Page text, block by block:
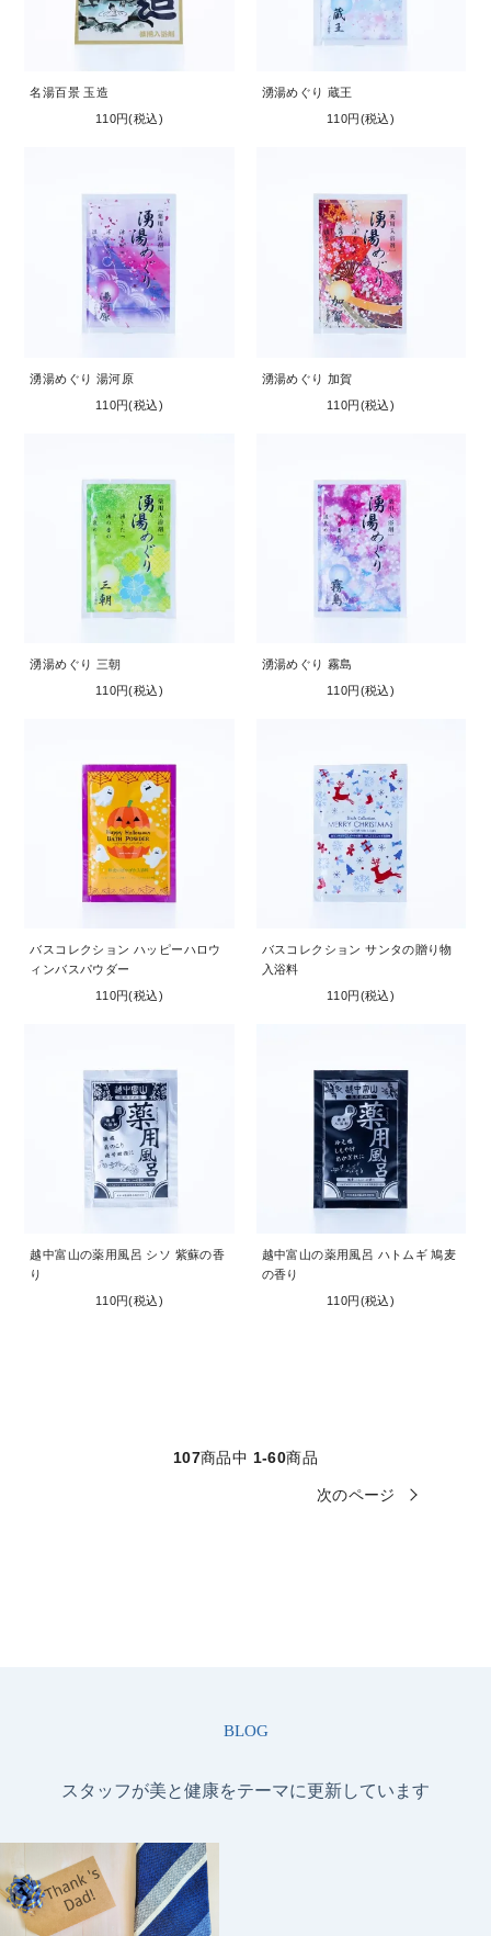
名湯百景 玉造
110円(税込)
湧湯めぐり 蔵王
110円(税込)
湧湯めぐり 湯河原
110円(税込)
湧湯めぐり 加賀
110円(税込)
湧湯めぐり 三朝
110円(税込)
湧湯めぐり 霧島
110円(税込)
バスコレクション ハッピーハロウ
ィンバスパウダー
110円(税込)
バスコレクション サンタの贈り物
入浴料
110円(税込)
越中富山の薬用風呂 シソ 紫蘇の香
り
110円(税込)
越中富山の薬用風呂 ハトムギ 鳩麦
の香り
110円(税込)
107商品中 1-60商品
次のページ